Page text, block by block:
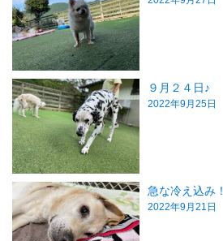
９月２４日♪
2022年9月25日
急な冷え込み！
2022年9月21日